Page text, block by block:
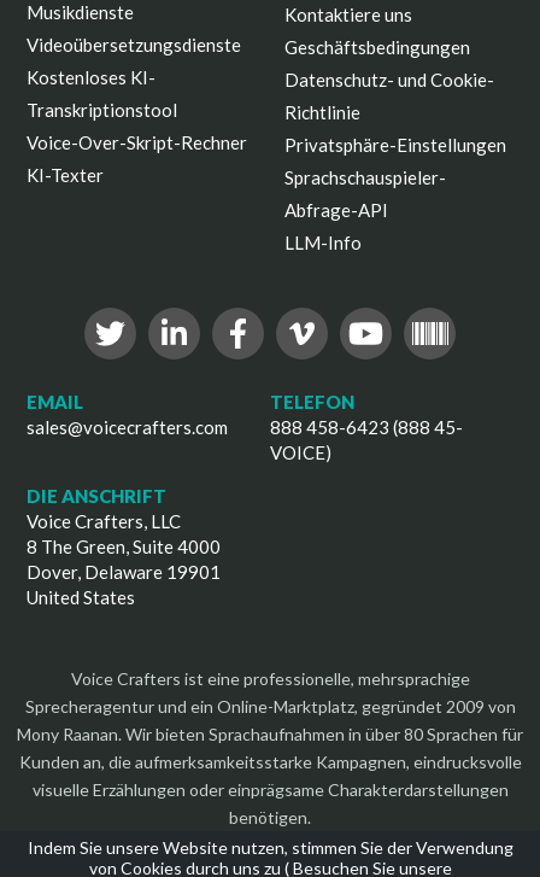
Indem Sie unsere Website nutzen, stimmen Sie der Verwendung
von Cookies durch uns zu (Besuchen Sie unsere
Musikdienste
Videoübersetzungsdienste
Kostenloses KI-
Transkriptionstool
Voice-Over-Skript-Rechner
KI-Texter
Kontaktiere uns
Geschäftsbedingungen
Datenschutz- und Cookie-
Richtlinie
Privatsphäre-Einstellungen
Sprachschauspieler-
Abfrage-API
LLM-Info
EMAIL
sales@voicecrafters.com
TELEFON
888 458-6423 (888 45-
VOICE)
DIE ANSCHRIFT
Voice Crafters, LLC
8 The Green, Suite 4000
Dover, Delaware 19901
United States
Voice Crafters ist eine professionelle, mehrsprachige
Sprecheragentur und ein Online-Marktplatz, gegründet 2009 von
Mony Raanan. Wir bieten Sprachaufnahmen in über 80 Sprachen für
Kunden an, die aufmerksamkeitsstarke Kampagnen, eindrucksvolle
visuelle Erzählungen oder einprägsame Charakterdarstellungen
benötigen.